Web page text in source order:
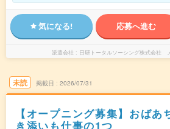
気になる! 応募へ進む
派遣会社 日研トータルソーシング株式会社
未読 掲載日 2026/07/31
【オープニング募集】おばあ
き添いも仕事の1つ